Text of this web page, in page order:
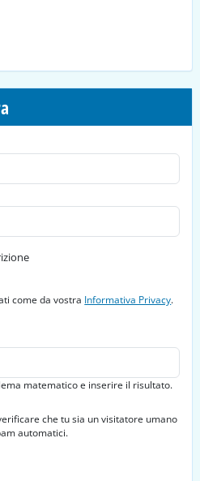
come da vostra Informativa Privacy.
matematico e inserire il risultato.
che tu sia un visitatore umano
inserimenti di spam automatici.